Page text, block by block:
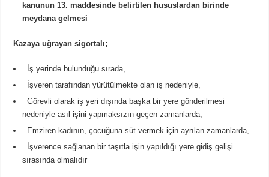
kanunun 13. maddesinde belirtilen hususlardan birinde
meydana gelmesi
Kazaya uğrayan sigortalı;
İş yerinde bulunduğu sırada,
İşveren tarafından yürütülmekte olan iş nedeniyle,
Görevli olarak iş yeri dışında başka bir yere gönderilmesi
nedeniyle asıl işini yapmaksızın geçen zamanlarda,
Emziren kadının, çocuğuna süt vermek için ayrılan zamanlarda,
İşverence sağlanan bir taşıtla işin yapıldığı yere gidiş gelişi
sırasında olmalıdır